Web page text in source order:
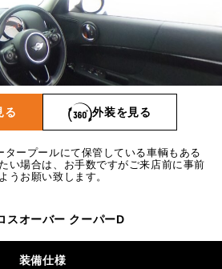
ROVER MINI
iR MAKERS
買取
査定依頼
購入相談
来店予約
円
8,900
14 回
る 外装を見る
ープールにて保管している車輌もある
い場合は、お手数ですがご来店前に事前
うお願い致します。
スオーバー クーパーD
装備仕様